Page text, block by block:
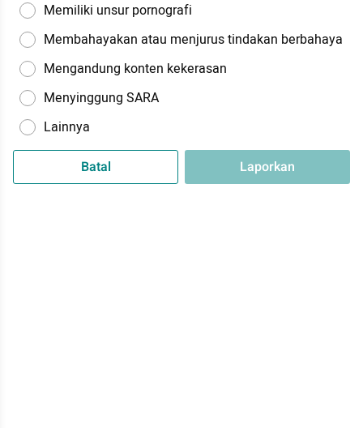
Memiliki unsur pornografi
Membahayakan atau menjurus tindakan berbahaya
Mengandung konten kekerasan
Menyinggung SARA
Lainnya
Batal Laporkan